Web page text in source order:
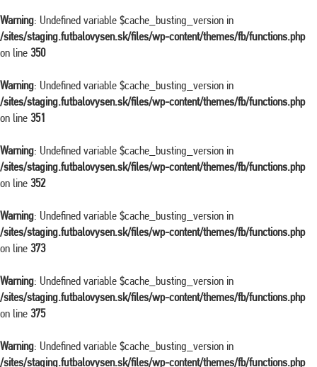
Warning: Undefined variable $cache_busting_version in
/sites/staging.futbalovysen.sk/files/wp-content/themes/fb/functions.php
on line 350
Warning: Undefined variable $cache_busting_version in
/sites/staging.futbalovysen.sk/files/wp-content/themes/fb/functions.php
on line 351
Warning: Undefined variable $cache_busting_version in
/sites/staging.futbalovysen.sk/files/wp-content/themes/fb/functions.php
on line 352
Warning: Undefined variable $cache_busting_version in
/sites/staging.futbalovysen.sk/files/wp-content/themes/fb/functions.php
on line 373
Warning: Undefined variable $cache_busting_version in
/sites/staging.futbalovysen.sk/files/wp-content/themes/fb/functions.php
on line 375
Warning: Undefined variable $cache_busting_version in
/sites/staging.futbalovysen.sk/files/wp-content/themes/fb/functions.php